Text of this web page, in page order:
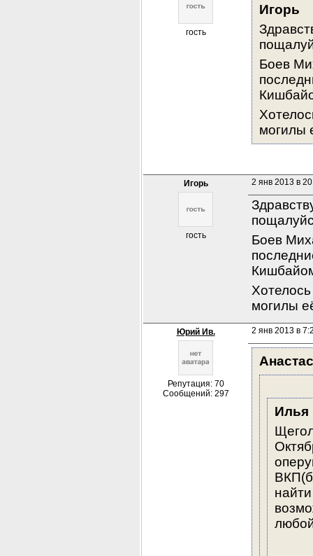
гость
Игорь
Боев
могилы
Игорь
гость
2 янв 2013 в
Боев
могилы
Юрий Ив.
Репутация: 70
Сообщений: 297
2 янв 2013 в
Илья